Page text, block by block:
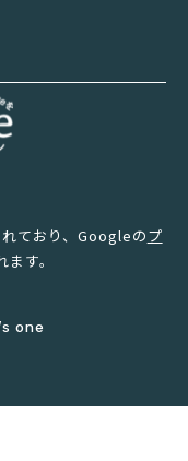
ており、Googleのプ
す。
one